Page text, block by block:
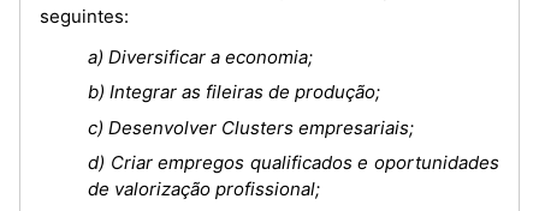
seguintes:
a) Diversificar a economia;
b) Integrar as fileiras de produção;
c) Desenvolver Clusters empresariais;
d) Criar empregos qualificados e oportunidades
de valorização profissional;